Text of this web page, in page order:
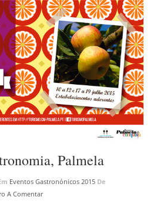
Palmela
Eventos Gastronónicos 2015 De
A Comentar